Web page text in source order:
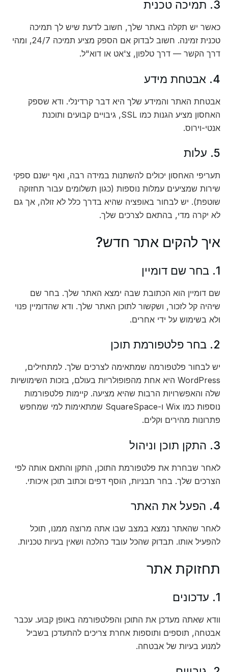
3. תמיכה טכנית
כאשר יש תקלה באתר שלך, חשוב לדעת שיש לך תמיכה
טכנית זמינה. חשוב לבדוק אם הספק מציע תמיכה 24/7, ומהי
דרך הקשר — דרך טלפון, צ'אט או דוא"ל.
4. אבטחת מידע
אבטחת האתר והמידע שלך היא דבר קרדינלי. ודא שספק
האחסון מציע הגנות כמו SSL, גיבויים קבועים ותוכנת
אנטי-וירוס.
5. עלות
תעריפי האחסון יכולים להשתנות במידה רבה, ואף ישנם ספקי
שירות שמציעים עמלות נוספות (כגון תשלומים עבור תחזוקה
שוטפת). יש לבחור באופציה שהיא בדרך כלל לא זולה, אך גם
לא יקרה מדי, בהתאם לצרכים שלך.
איך להקים אתר חדש?
1. בחר שם דומיין
שם דומיין הוא הכתובת שבה ימצא האתר שלך. בחר שם
שיהיה קל לזכור, ושקשור לתוכן האתר שלך. ודא שהדומיין פנוי
ולא בשימוש על ידי אחרים.
2. בחר פלטפורמת תוכן
יש לבחור פלטפורמה שמתאימה לצרכים שלך. למתחילים,
WordPress היא אחת מהפופולריות בעולם, בזכות השימושיות
שלה והאפשרויות הרבות שהיא מציעה. קיימות פלטפורמות
נוספות כמו Wix ו-SquareSpace שמתאימות למי שמחפש
פתרונות מהירים וקלים.
3. התקן תוכן וניהול
לאחר שבחרת את פלטפורמת התוכן, התקן והתאם אותה לפי
הצרכים שלך. בחר תבניות, הוסף דפים וכתוב תוכן איכותי.
4. הפעל את האתר
לאחר שהאתר נמצא במצב שבו אתה מרוצה ממנו, תוכל
להפעיל אותו. תבדוק שהכל עובד כהלכה ושאין בעיות טכניות.
תחזוקת אתר
1. עדכונים
וודא שאתה מעדכן את התוכן והפלטפורמה באופן קבוע. עכבר
אבטחה, תוספים ותוספות אחרת צריכים להתעדכן בשביל
למנוע בעיות של אבטחה.